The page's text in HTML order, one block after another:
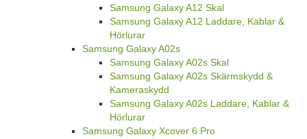
Samsung Galaxy A12 Skal
Samsung Galaxy A12 Laddare, Kablar &
Hörlurar
Samsung Galaxy A02s
Samsung Galaxy A02s Skal
Samsung Galaxy A02s Skärmskydd &
Kameraskydd
Samsung Galaxy A02s Laddare, Kablar &
Hörlurar
Samsung Galaxy Xcover 6 Pro